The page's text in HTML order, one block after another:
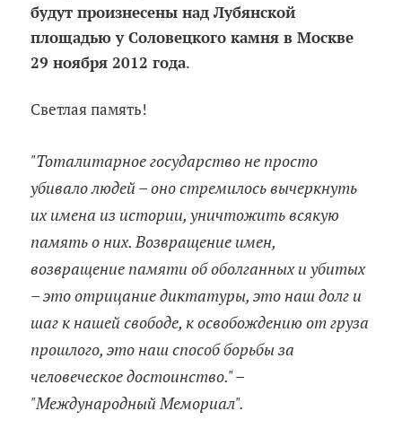
будут произнесены над Лубянской
площадью у Соловецкого камня в Москве
29 ноября 2012 года.
Светлая память!
"Тоталитарное государство не просто
убивало людей – оно стремилось вычеркнуть
их имена из истории, уничтожить всякую
память о них. Возвращение имен,
возвращение памяти об оболганных и убитых
– это отрицание диктатуры, это наш долг и
шаг к нашей свободе, к освобождению от груза
прошлого, это наш способ борьбы за
человеческое достоинство." –
"Международный Мемориал".